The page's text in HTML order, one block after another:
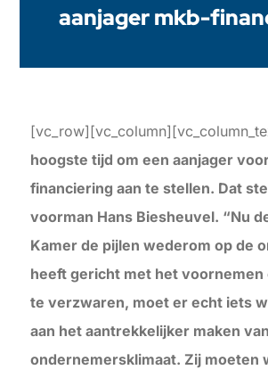
aanjager mkb-
hoogste tijd om een aanjager
financiering aan te stellen. Dat
voorman Hans Biesheuvel. “Nu
Kamer de pijlen wederom op de
heeft gericht met het voornemen
te verzwaren, moet er echt iets
aan het aantrekkelijker maken
ondernemersklimaat. Zij moeten